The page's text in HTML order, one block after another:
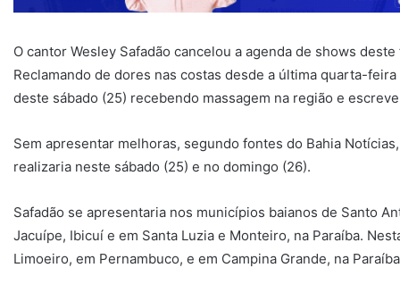
O cantor Wesley Safadão cancelou a agenda de shows
Reclamando de dores nas costas desde a última quarta-
deste sábado (25) recebendo massagem na região e
Sem apresentar melhoras, segundo fontes do Bahia
realizaria neste sábado (25) e no domingo (26).
Safadão se apresentaria nos municípios baianos de Santo
Jacuípe, Ibicuí e em Santa Luzia e Monteiro, na Paraíba.
Limoeiro, em Pernambuco, e em Campina Grande, na